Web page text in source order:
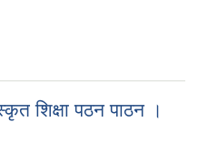
शिक्षा पठन पाठन ।